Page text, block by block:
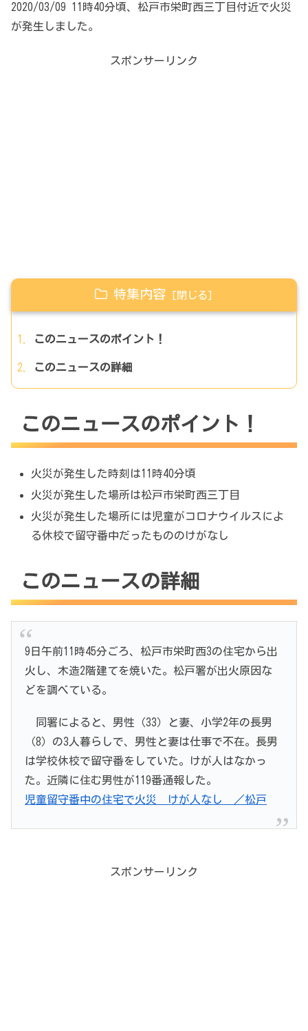
2020/03/09 11時40分頃、松戸市栄町西三丁目付近で火災
が発生しました。
スポンサーリンク
特集内容
このニュースのポイント！
このニュースの詳細
このニュースのポイント！
火災が発生した時刻は11時40分頃
火災が発生した場所は松戸市栄町西三丁目
火災が発生した場所には児童がコロナウイルスによ
る休校で留守番中だったもののけがなし
このニュースの詳細
9日午前11時45分ごろ、松戸市栄町西3の住宅から出
火し、木造2階建てを焼いた。松戸署が出火原因な
どを調べている。
同署によると、男性（33）と妻、小学2年の長男
（8）の3人暮らしで、男性と妻は仕事で不在。長男
は学校休校で留守番をしていた。けが人はなかっ
た。近隣に住む男性が119番通報した。
児童留守番中の住宅で火災 けが人なし ／松戸
スポンサーリンク